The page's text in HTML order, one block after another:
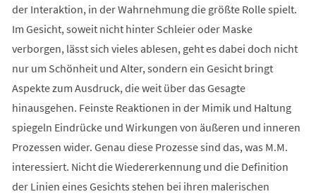
der Interaktion, in der Wahrnehmung die größte Rolle spielt.
Im Gesicht, soweit nicht hinter Schleier oder Maske
verborgen, lässt sich vieles ablesen, geht es dabei doch nicht
nur um Schönheit und Alter, sondern ein Gesicht bringt
Aspekte zum Ausdruck, die weit über das Gesagte
hinausgehen. Feinste Reaktionen in der Mimik und Haltung
spiegeln Eindrücke und Wirkungen von äußeren und inneren
Prozessen wider. Genau diese Prozesse sind das, was M.M.
interessiert. Nicht die Wiedererkennung und die Definition
der Linien eines Gesichts stehen bei ihren malerischen